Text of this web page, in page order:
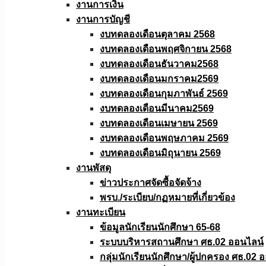
งานการเงิน
งานการบัญชี
งบทดลองเดือนตุลาคม 2568
งบทดลองเดือนพฤศจิกายน 2568
งบทดลองเดือนธันวาคม2568
งบทดลองเดือนมกราคม2569
งบทดลองเดือนกุมภาพันธ์ 2569
งบทดลองเดือนมีนาคม2569
งบทดลองเดือนเมษายน 2569
งบทดลองเดือนพฤษภาคม 2569
งบทดลองเดือนมิถุนายน 2569
งานพัสดุ
ข่าวประกาศจัดซื้อจัดจ้าง
พรบ./ระเบียบ/กฏหมายที่เกี่ยวข้อง
งานทะเบียน
ข้อมูลนักเรียนนักศึกษา 65-68
ระบบบริหารสถานศึกษา ศธ.02 ออนไลน์
กลุ่มนักเรียนนักศึกษา/ผู้ปกครอง ศธ.02